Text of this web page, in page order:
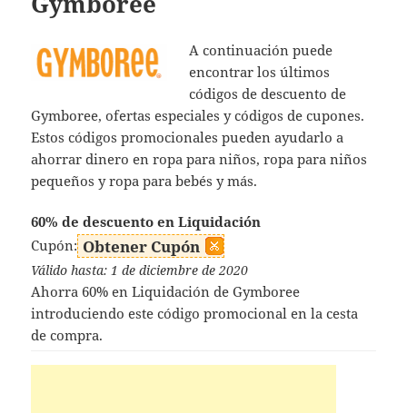
A continuación puede
encontrar los últimos
códigos de descuento de
Gymboree, ofertas especiales y códigos de cupones.
Estos códigos promocionales pueden ayudarlo a
ahorrar dinero en ropa para niños, ropa para niños
pequeños y ropa para bebés y más.
60% de descuento en Liquidación
Cupón: Obtener Cupón
Válido hasta: 1 de diciembre de 2020
Ahorra 60% en Liquidación de Gymboree
introduciendo este código promocional en la cesta
de compra.